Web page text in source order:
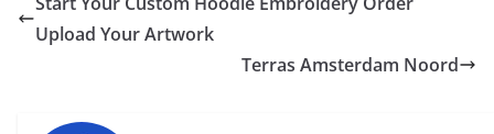
Upload Your Artwork
Terras Amsterdam Noord